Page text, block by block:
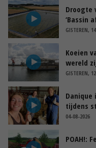
Droogte
‘Bassin
GISTEREN,
Koeien
wereld
GISTEREN,
Danique
tijdens
04-08-2026
POAH!: